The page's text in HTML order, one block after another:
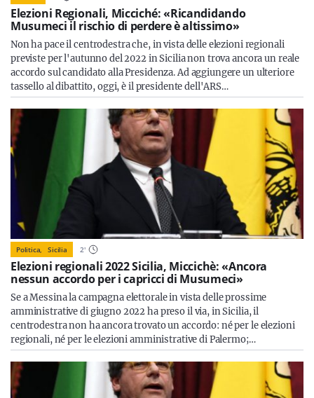
Elezioni Regionali, Micciché: «Ricandidando
Musumeci il rischio di perdere è altissimo»
Non ha pace il centrodestra che, in vista delle elezioni regionali
previste per l'autunno del 2022 in Sicilia non trova ancora un reale
accordo sul candidato alla Presidenza. Ad aggiungere un ulteriore
tassello al dibattito, oggi, è il presidente dell'ARS…
Politica, Sicilia 2'
Elezioni regionali 2022 Sicilia, Miccichè: «Ancora
nessun accordo per i capricci di Musumeci»
Se a Messina la campagna elettorale in vista delle prossime
amministrative di giugno 2022 ha preso il via, in Sicilia, il
centrodestra non ha ancora trovato un accordo: né per le elezioni
regionali, né per le elezioni amministrative di Palermo;…